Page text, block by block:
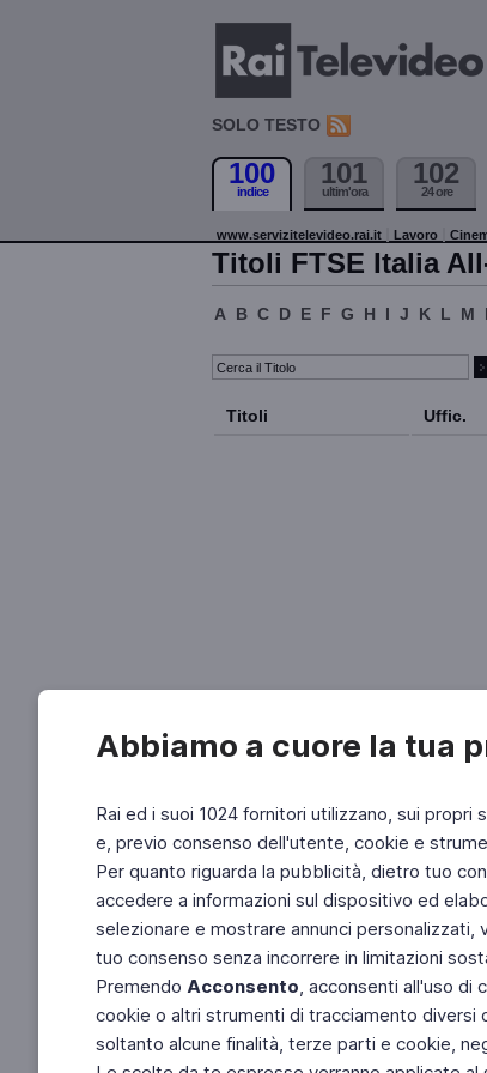
Abbiamo a cuore la tua
Rai ed i suoi 1024 fornitori utilizzano, sui
e, previo consenso dell'utente, cookie e
Per quanto riguarda la pubblicità, dietro tuo
accedere a informazioni sul dispositivo ed
selezionare e mostrare annunci
tuo consenso senza incorrere in limitazioni
Premendo Acconsento, acconsenti all'uso di
cookie o altri strumenti di tracciamento diversi
soltanto alcune finalità, terze parti e cookie,
SOLO TESTO
100
indice
101
ultim'ora
102
24 ore
www.servizitelevideo.rai.it Lavoro
Titoli FTSE Italia
A B C D E F G H I J K L M
Titoli Uffic.